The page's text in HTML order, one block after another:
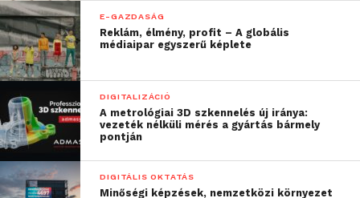
E-GAZDASÁG
Reklám, élmény, profit – A globális
médiaipar egyszerű képlete
DIGITALIZÁCIÓ
A metrológiai 3D szkennelés új iránya:
vezeték nélküli mérés a gyártás bármely
pontján
DIGITÁLIS OKTATÁS
Minőségi képzések, nemzetközi környezet